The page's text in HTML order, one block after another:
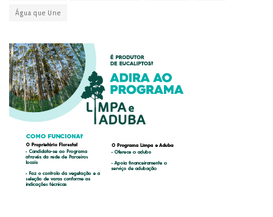
Água que Une